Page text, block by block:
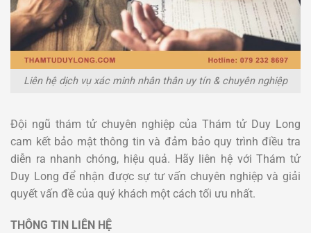
Liên hệ dịch vụ xác minh nhân thân uy tín & chuyên nghiệp
Đội ngũ thám tử chuyên nghiệp của Thám tử Duy Long
cam kết bảo mật thông tin và đảm bảo quy trình điều tra
diễn ra nhanh chóng, hiệu quả. Hãy liên hệ với Thám tử
Duy Long để nhận được sự tư vấn chuyên nghiệp và giải
quyết vấn đề của quý khách một cách tối ưu nhất.
THÔNG TIN LIÊN HỆ